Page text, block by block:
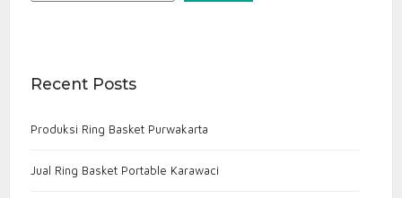
Recent Posts
Produksi Ring Basket Purwakarta
Jual Ring Basket Portable Karawaci